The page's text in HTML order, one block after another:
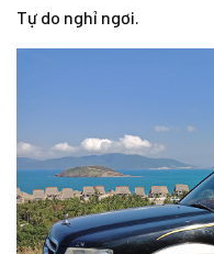
Tự do nghỉ ngơi.